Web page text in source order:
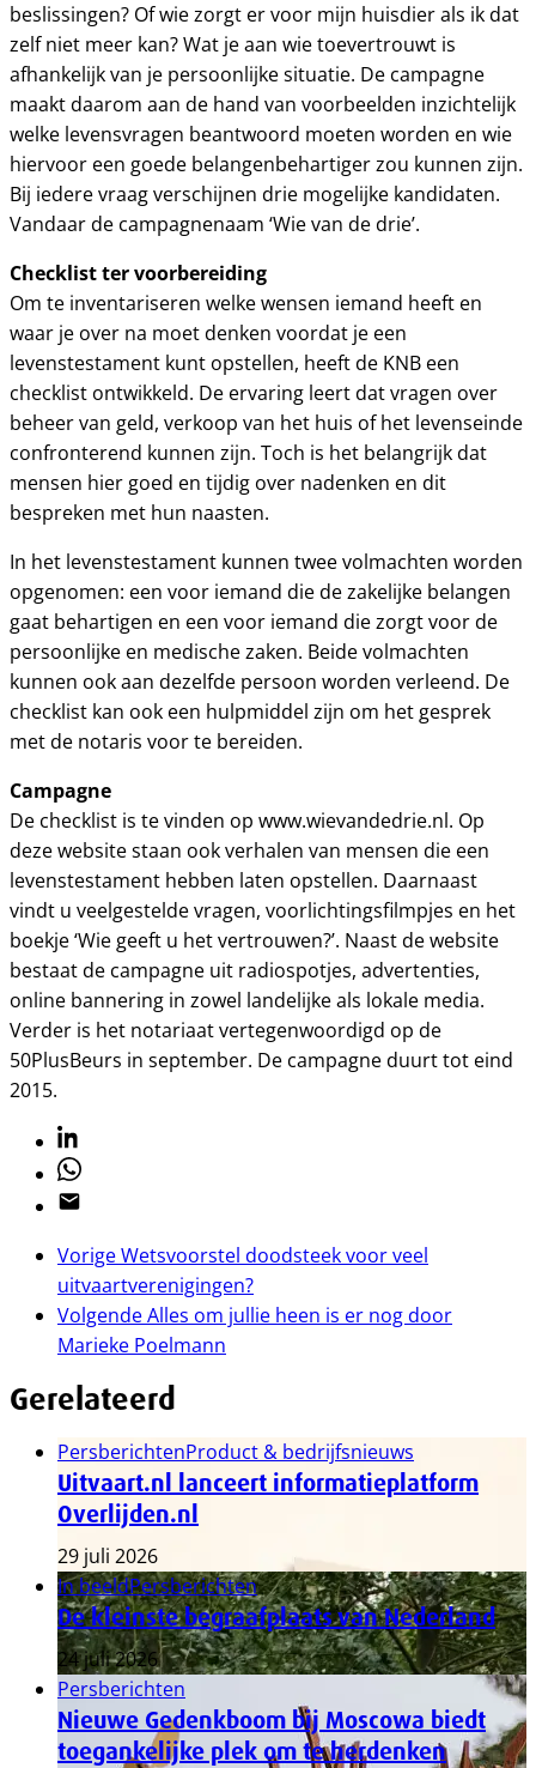
beslissingen? Of wie zorgt er voor mijn huisdier als ik dat
zelf niet meer kan? Wat je aan wie toevertrouwt is
afhankelijk van je persoonlijke situatie. De campagne
maakt daarom aan de hand van voorbeelden inzichtelijk
welke levensvragen beantwoord moeten worden en wie
hiervoor een goede belangenbehartiger zou kunnen zijn.
Bij iedere vraag verschijnen drie mogelijke kandidaten.
Vandaar de campagnenaam ‘Wie van de drie’.
Checklist ter voorbereiding
Om te inventariseren welke wensen iemand heeft en
waar je over na moet denken voordat je een
levenstestament kunt opstellen, heeft de KNB een
checklist ontwikkeld. De ervaring leert dat vragen over
beheer van geld, verkoop van het huis of het levenseinde
confronterend kunnen zijn. Toch is het belangrijk dat
mensen hier goed en tijdig over nadenken en dit
bespreken met hun naasten.
In het levenstestament kunnen twee volmachten worden
opgenomen: een voor iemand die de zakelijke belangen
gaat behartigen en een voor iemand die zorgt voor de
persoonlijke en medische zaken. Beide volmachten
kunnen ook aan dezelfde persoon worden verleend. De
checklist kan ook een hulpmiddel zijn om het gesprek
met de notaris voor te bereiden.
Campagne
De checklist is te vinden op www.wievandedrie.nl. Op
deze website staan ook verhalen van mensen die een
levenstestament hebben laten opstellen. Daarnaast
vindt u veelgestelde vragen, voorlichtingsfilmpjes en het
boekje ‘Wie geeft u het vertrouwen?’. Naast de website
bestaat de campagne uit radiospotjes, advertenties,
online bannering in zowel landelijke als lokale media.
Verder is het notariaat vertegenwoordigd op de
50PlusBeurs in september. De campagne duurt tot eind
2015.
Linkedin
Whatsapp
Email
VorigeWetsvoorstel doodsteek voor veel
uitvaartverenigingen?
VolgendeAlles om jullie heen is er nog door
Marieke Poelmann
Gerelateerd
PersberichtenProduct & bedrijfsnieuws
Uitvaart.nl lanceert informatieplatform
Overlijden.nl
29 juli 2026
In beeldPersberichten
De kleinste begraafplaats van Nederland
24 juli 2026
Persberichten
Nieuwe Gedenkboom bij Moscowa biedt
toegankelijke plek om te herdenken